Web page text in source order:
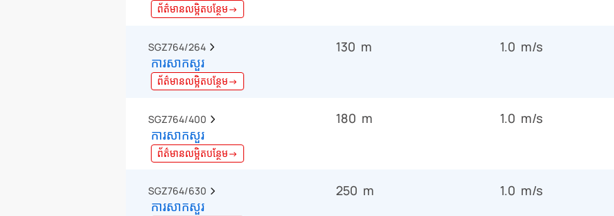
ព័ត៌មានលម្អិតបន្ថែម→
SGZ764/264
ការសាកសួរ
ព័ត៌មានលម្អិតបន្ថែម→
130 m 1.0 m/s
SGZ764/400
ការសាកសួរ
ព័ត៌មានលម្អិតបន្ថែម→
180 m 1.0 m/s
SGZ764/630
ការសាកសួរ
250 m 1.0 m/s